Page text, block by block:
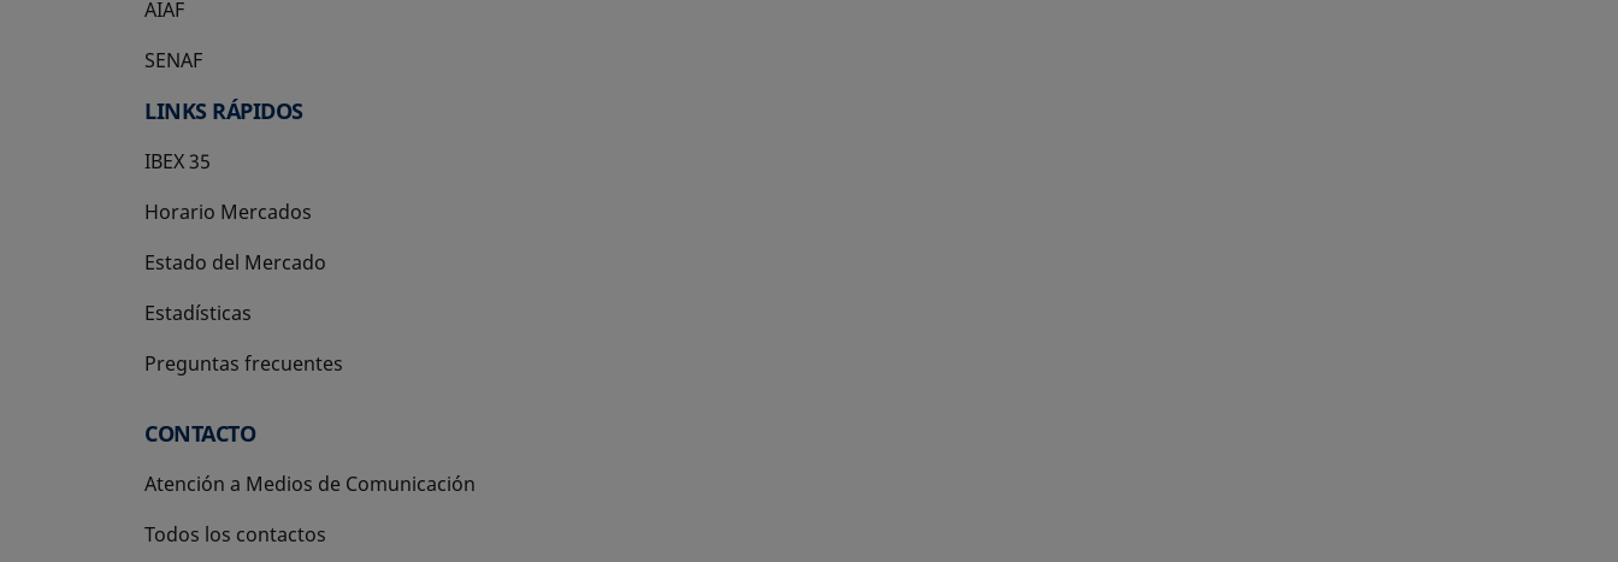
AIAF
SENAF
LINKS RÁPIDOS
IBEX 35
Horario Mercados
Estado del Mercado
Estadísticas
Preguntas frecuentes
CONTACTO
Atención a Medios de Comunicación
Todos los contactos